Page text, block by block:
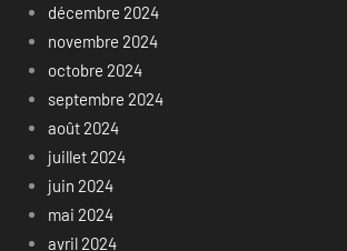
décembre 2024
novembre 2024
octobre 2024
septembre 2024
août 2024
juillet 2024
juin 2024
mai 2024
avril 2024